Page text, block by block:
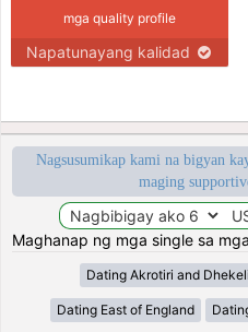
mga quality profile
Napatunayang kalidad
Nagsusumikap kami na bigyan
maging
Maghanap ng mga single sa
Dating Akrotiri and
Dating East of England